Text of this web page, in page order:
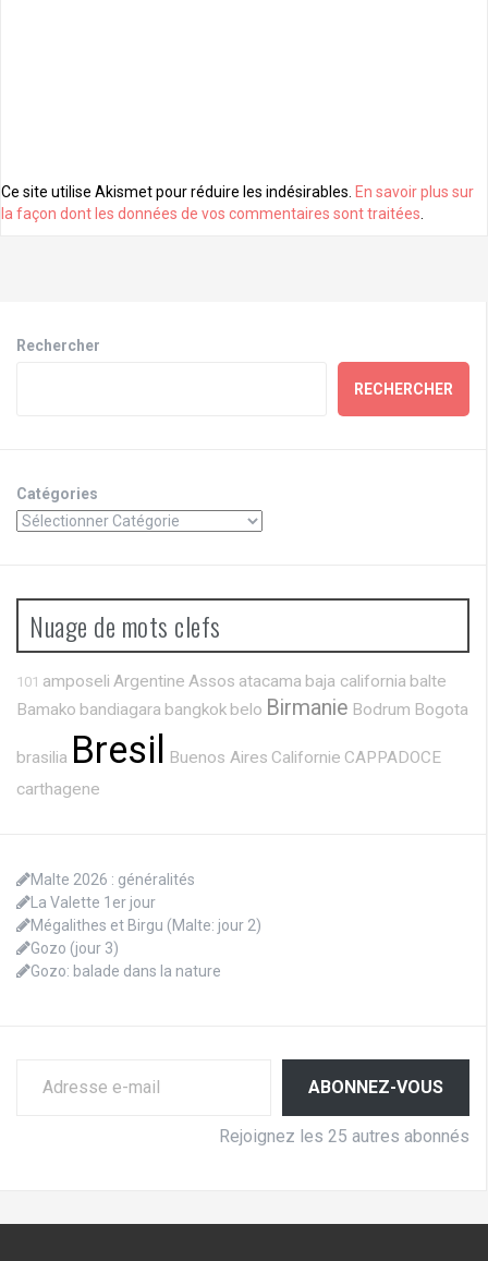
Ce site utilise Akismet pour réduire les indésirables. En savoir plus sur
la façon dont les données de vos commentaires sont traitées
Rechercher
RECHERCHER
Catégories
Nuage de mots clefs
101 amposeli Argentine Assos atacama baja california balte
Bamako bandiagara bangkok belo Birmanie Bodrum Bogota
brasilia Bresil Buenos Aires Californie CAPPADOCE
carthagene
Malte 2026 : généralités
La Valette 1er jour
Mégalithes et Birgu (Malte: jour 2)
Gozo (jour 3)
Gozo: balade dans la nature
ABONNEZ-VOUS
Rejoignez les 25 autres abonnés